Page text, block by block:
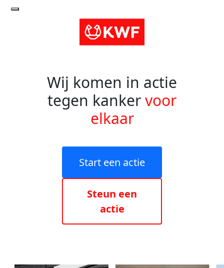
Wij komen in actie
tegen kankervoor
elkaar
Start een actie
Steun een
actie